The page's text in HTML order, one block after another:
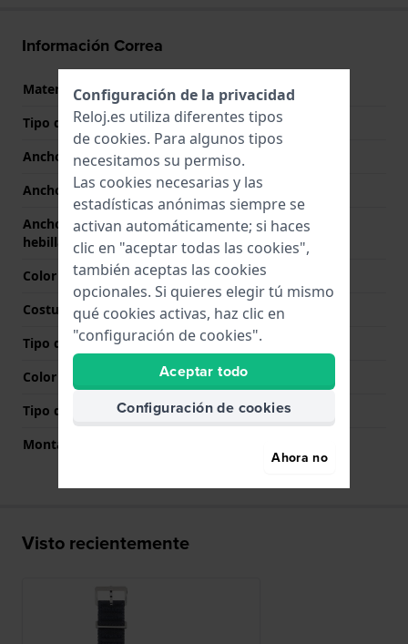
Información Correa
Material correa
Textil
Tipo de correa
Corre NATO
Ancho de correa
21 mm
Ancho de las asas
21 mm
Ancho de correa en la
hebilla
21 mm
Color de correa
Azul
Costura de color
Azul
Tipo de cierre
Hebilla
Color del cierre
Plateado
Tipo de montaje
Pasadores de resorte
Montaje Recto
Visto recientemente
Configuración de la privacidad
Reloj.es utiliza diferentes tipos
de cookies. Para algunos tipos
necesitamos su permiso.
Las cookies necesarias y las
estadísticas anónimas siempre se
activan automáticamente; si haces
clic en "aceptar todas las cookies",
también aceptas las cookies
opcionales. Si quieres elegir tú mismo
qué cookies activas, haz clic en
"configuración de cookies".
Aceptar todo
Configuración de cookies
Ahora no